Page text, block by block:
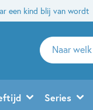
een kind blij van wordt
Zoeken
naar
en
Series